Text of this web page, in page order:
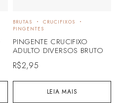
LEIA MAIS
BRUTAS
CRUCIFIXOS
PINGENTES
PINGENTE CRUCIFIXO
ADULTO DIVERSOS BRUTO
R$2,95